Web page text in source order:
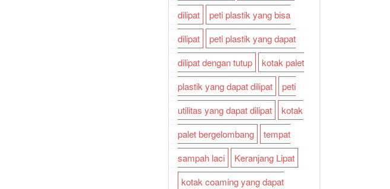
dilipat
peti plastik yang bisa
dilipat
peti plastik yang dapat
dilipat dengan tutup
kotak palet
plastik yang dapat dilipat
peti
utilitas yang dapat dilipat
kotak
palet bergelombang
tempat
sampah laci
Keranjang Lipat
kotak coaming yang dapat